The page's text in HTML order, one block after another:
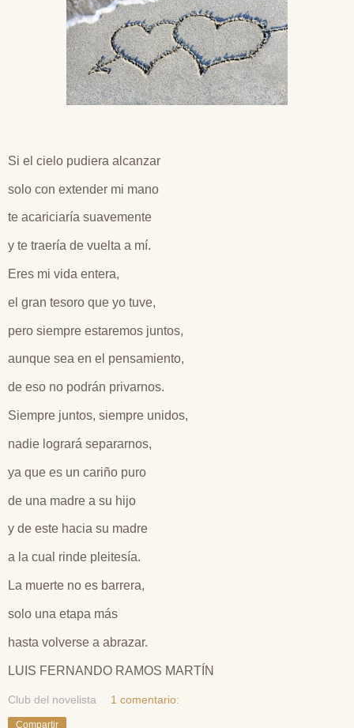
Si el cielo pudiera alcanzar
solo con extender mi mano
te acariciaría suavemente
y te traería de vuelta a mí.
Eres mi vida entera,
el gran tesoro que yo tuve,
pero siempre estaremos juntos,
aunque sea en el pensamiento,
de eso no podrán privarnos.
Siempre juntos, siempre unidos,
nadie logrará separarnos,
ya que es un cariño puro
de una madre a su hijo
y de este hacia su madre
a la cual rinde pleitesía.
La muerte no es barrera,
solo una etapa más
hasta volverse a abrazar.
LUIS FERNANDO RAMOS MARTÍN
Club del novelista 1 comentario:
Compartir